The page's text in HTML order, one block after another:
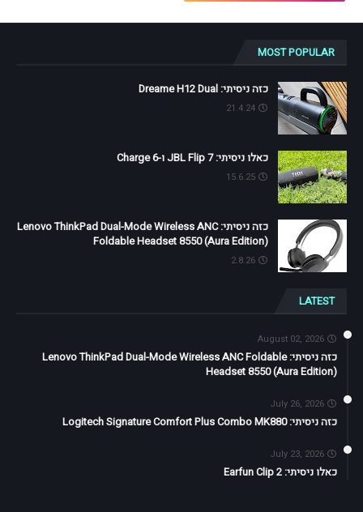
MOST POPULAR
כזה ניסיתי: Dreame H12 Dual
21.4.24
כאלו ניסיתי: JBL Flip 7 ו-Charge 6
15.6.25
כזה ניסיתי: Lenovo ThinkPad Dual-Mode Wireless ANC
Foldable Headset 8550 (Aura Edition)
2.8.26
LATEST
August 02, 2026
כזה ניסיתי: Lenovo ThinkPad Dual-Mode Wireless ANC Foldable
Headset 8550 (Aura Edition)
July 26, 2026
כזה ניסיתי: Logitech Signature Comfort Plus Combo MK880
July 23, 2026
כאלו ניסיתי: Earfun Clip 2